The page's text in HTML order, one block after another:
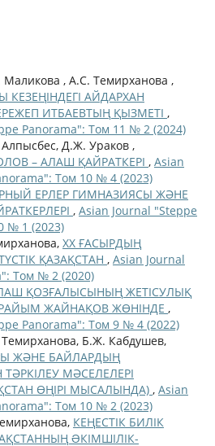
, А.С. Темирханова ,
АЙДАРХАН
ИТБАЕВТЫҢ ҚЫЗМЕТІ ,
Panorama": Том 11 № 2 (2024)
Д.Ж. Ураков ,
– АЛАШ ҚАЙРАТКЕРІ , Asian
Том 10 № 4 (2023)
ЕРЛЕР ГИМНАЗИЯСЫ ЖӘНЕ
, Asian Journal "Steppe
№ 1 (2023)
ХХ ҒАСЫРДЫҢ
ҚАЗАҚСТАН , Asian Journal
Том № 2 (2020)
ҚОЗҒАЛЫСЫНЫҢ ЖЕТІСУЛЫҚ
ЖАЙНАҚОВ ЖӨНІНДЕ ,
Panorama": Том 9 № 4 (2022)
Б.Ж. Кабдушев,
ЖӘНЕ БАЙЛАРДЫҢ
МӘСЕЛЕЛЕРІ
ӨҢІРІ МЫСАЛЫНДА) , Asian
Том 10 № 2 (2023)
КЕҢЕСТІК БИЛІК
ƏКІМШІЛІК-